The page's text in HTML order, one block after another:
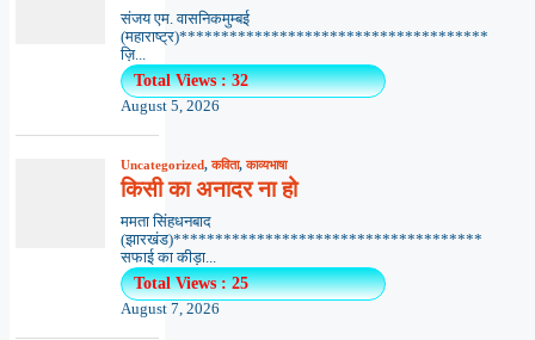
संजय एम. वासनिकमुम्बई
(महाराष्ट्र)*************************************
ज़ि...
Total Views : 32
August 5, 2026
Uncategorized,कविता,काव्यभाषा
किसी का अनादर ना हो
ममता सिंहधनबाद
(झारखंड)*************************************
सफाई का कीड़ा...
Total Views : 25
August 7, 2026